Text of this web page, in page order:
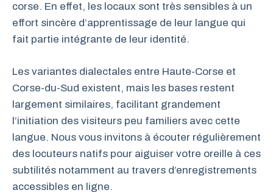
corse. En effet, les locaux sont très sensibles à un
effort sincère d’apprentissage de leur langue qui
fait partie intégrante de leur identité.
Les variantes dialectales entre Haute-Corse et
Corse-du-Sud existent, mais les bases restent
largement similaires, facilitant grandement
l’initiation des visiteurs peu familiers avec cette
langue. Nous vous invitons à écouter régulièrement
des locuteurs natifs pour aiguiser votre oreille à ces
subtilités notamment au travers d’enregistrements
accessibles en ligne.